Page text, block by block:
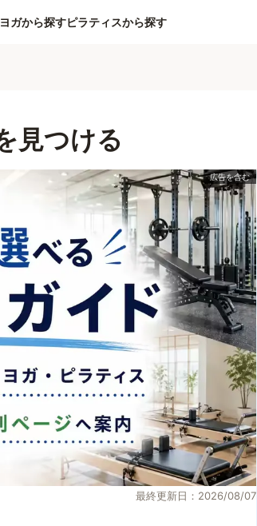
ヨガから探すピラティスから探す
見つける
最終更新日：2026/08/07